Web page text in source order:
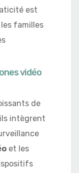
est
familles
vidéo
de
intègrent
et les